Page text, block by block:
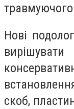
Нові
скоб,